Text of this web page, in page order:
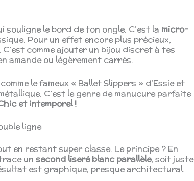
souligne le bord de ton ongle. C’est la micro-
Pour un effet encore plus précieux,
C’est comme ajouter un bijou discret à tes
amande ou légèrement carrés.
le fameux « Ballet Slippers » d’Essie et
C’est le genre de manucure parfaite
et intemporel !
ligne
en restant super classe. Le principe ? En
un second liseré blanc parallèle, soit juste
est graphique, presque architectural.